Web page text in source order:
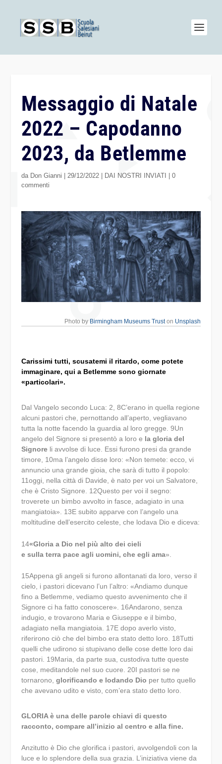
Messaggio di Natale
2022 – Capodanno
2023, da Betlemme
da Don Gianni 29/12/2022| DAI NOSTRI INVIATI
0
commenti
Photo by Birmingham Museums Truston Unsplash
Carissimi tutti, scusatemi il ritardo, come potete
immaginare, qui a Betlemme sono giornate
«particolari».
Dal Vangelo secondo Luca: 2, 8C’erano in quella regione
alcuni pastori che, pernottando all’aperto, vegliavano
tutta la notte facendo la guardia al loro gregge. 9Un
angelo del Signore si presentò a loro e la gloria del
Signore li avvolse di luce. Essi furono presi da grande
timore, 10ma l’angelo disse loro: «Non temete: ecco, vi
annuncio una grande gioia, che sarà di tutto il popolo:
11oggi, nella città di Davide, è nato per voi un Salvatore,
che è Cristo Signore. 12Questo per voi il segno:
troverete un bimbo avvolto in fasce, adagiato in una
mangiatoia». 13E subito apparve con l’angelo una
moltitudine dell’esercito celeste, che lodava Dio e diceva:
14«Gloriaa Dio nel più alto dei cieli
e sulla terra pace agli uomini, che egli ama».
15Appena gli angeli si furono allontanati da loro, verso il
cielo, i pastori dicevano l’un l’altro: «Andiamo dunque
fino a Betlemme, vediamo questo avvenimento che il
Signore ci ha fatto conoscere». 16Andarono, senza
indugio, e trovarono Maria e Giuseppe e il bimbo,
adagiato nella mangiatoia. 17E dopo averlo visto,
riferirono ciò che del bimbo era stato detto loro. 18Tutti
quelli che udirono si stupivano delle cose dette loro dai
pastori. 19Maria, da parte sua, custodiva tutte queste
cose, meditandole nel suo cuore. 20I pastori se ne
tornarono, glorificando e lodando Dio per tutto quello
che avevano udito e visto, com’era stato detto loro.
GLORIA è una delle parole chiavi di questo
racconto, compare all’inizio al centro e alla fine.
Anzitutto è Dio che glorifica i pastori, avvolgendoli con la
luce e lo splendore della sua grazia. L’iniziativa viene da